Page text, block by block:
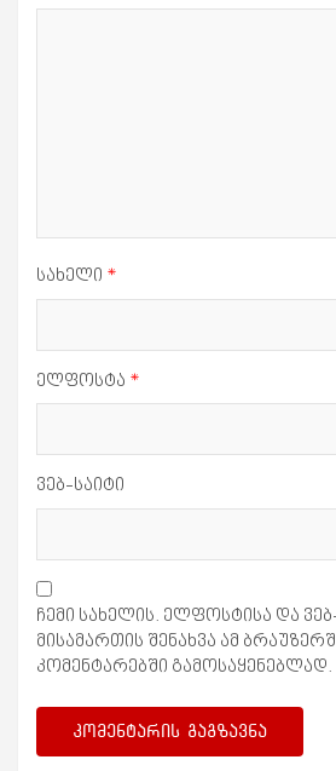
სახელი *
ელფოსტა *
ვებ-საიტი
ჩემი სახელის. ელფოსტისა და
მისამართის შენახვა ამ
კომენტარებში გამოსაყენებლად.